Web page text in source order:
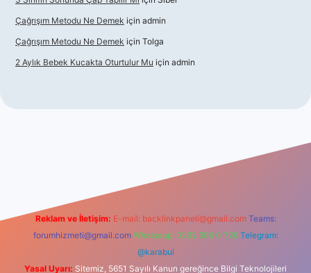
Çağrışım Metodu Ne Demek için admin
Çağrışım Metodu Ne Demek için Tolga
2 Aylık Bebek Kucakta Oturtulur Mu için admin
Reklam ve İletişim: E-mail: backlinkpaneli@gmail.com Teams:
forumhizmeti@gmail.com Whatsapp: 0262 606 0 726 Telegram:
@karabul
Yasal Uyarı: Sitemiz, 5651 Sayılı Kanun gereğince Bilgi Teknolojileri